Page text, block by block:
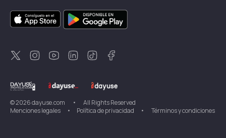
DayuseSingapur
DayuseSuecia
DayuseTailandia
DayuseNueva Zelanda
DayuseTurquía
©2026dayuse.com •
All Rights Reserved
Menciones legales
• Política de privacidad • Términos y condiciones